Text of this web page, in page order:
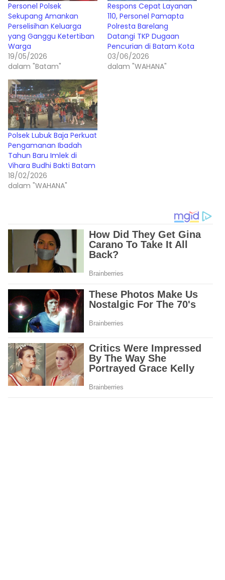
Personel Polsek
Sekupang Amankan
Perselisihan Keluarga
yang Ganggu Ketertiban
Warga
19/05/2026
dalam "Batam"
Respons Cepat Layanan
110, Personel Pamapta
Polresta Barelang
Datangi TKP Dugaan
Pencurian di Batam Kota
03/06/2026
dalam "WAHANA"
Polsek Lubuk Baja Perkuat
Pengamanan Ibadah
Tahun Baru Imlek di
Vihara Budhi Bakti Batam
18/02/2026
dalam "WAHANA"